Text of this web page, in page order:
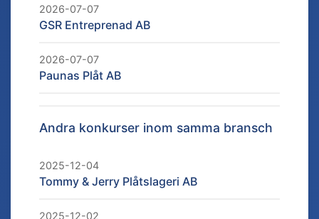
2026-07-07
GSR Entreprenad AB
2026-07-07
Paunas Plåt AB
Andra konkurser inom samma bransch
2025-12-04
Tommy & Jerry Plåtslageri AB
2025-12-02